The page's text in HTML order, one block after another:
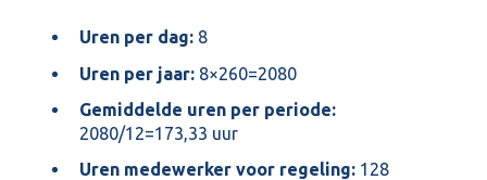
Uren per dag: 8
Uren per jaar: 8×260=2080
Gemiddelde uren per periode:
2080/12=173,33 uur
Uren medewerker voor regeling: 128